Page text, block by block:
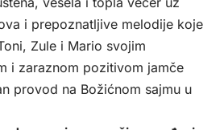
i prepoznatljive melodije koje
Zule i Mario svojim
i zaraznom pozitivom jamče
provod na Božićnom sajmu u